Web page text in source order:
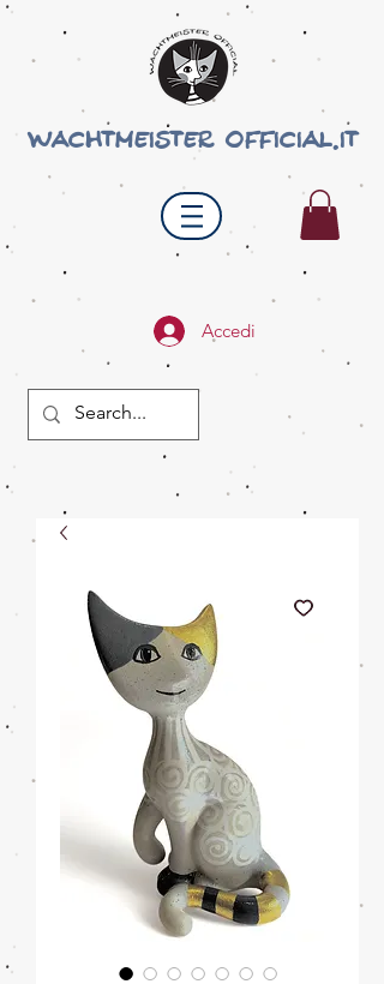
wachtmeister official.it
Accedi